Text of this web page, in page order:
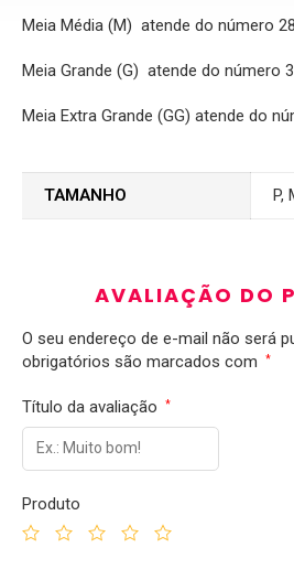
Meia Média (M) atende do número
Meia Grande (G) atende do número
Meia Extra Grande (GG) atende do
TAMANHO P,
AVALIAÇÃO DO
O seu endereço de e-mail não será
obrigatórios são marcados com
*
Título da avaliação *
Produto